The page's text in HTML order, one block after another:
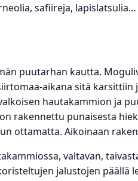
safiireja, lapislatsulia…
puutarhan kautta.
aikana sitä
hautakammion ja
rakennettu punaisesta
ottamatta. Aikoinaan
valtavan,
jalustojen päällä